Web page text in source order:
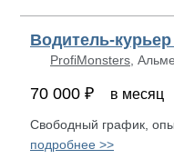
Водитель-
ProfiMonsters ,
70 000 ₽ в месяц
Свободный график,
подробнее >>